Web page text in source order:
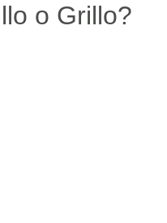
o Grillo?